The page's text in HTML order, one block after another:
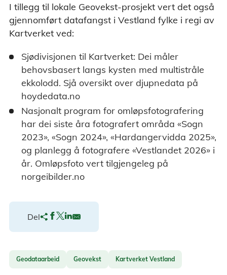
I tillegg til lokale Geovekst-prosjekt vert det også
gjennomført datafangst i Vestland fylke i regi av
Kartverket ved:
Sjødivisjonen til Kartverket: Dei måler
behovsbasert langs kysten med multistråle
ekkolodd. Sjå oversikt over djupnedata på
hoydedata.no
Nasjonalt program for omløpsfotografering
har dei siste åra fotografert områda «Sogn
2023», «Sogn 2024», «Hardangervidda 2025»,
og planlegg å fotografere «Vestlandet 2026» i
år. Omløpsfoto vert tilgjengeleg på
norgeibilder.no
Del
Geodataarbeid Geovekst Kartverket Vestland